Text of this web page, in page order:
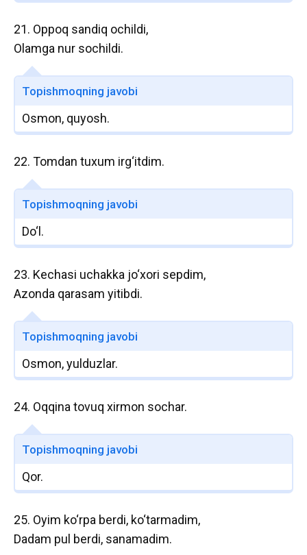
21. Oppoq sandiq ochildi,
Olamga nur sochildi.
Topishmoqning javobi
Osmon, quyosh.
22. Tomdan tuxum irg‘itdim.
Topishmoqning javobi
Do‘l.
23. Kechasi uchakka jo‘xori sepdim,
Azonda qarasam yitibdi.
Topishmoqning javobi
Osmon, yulduzlar.
24. Oqqina tovuq xirmon sochar.
Topishmoqning javobi
Qor.
25. Oyim ko‘rpa berdi, ko‘tarmadim,
Dadam pul berdi, sanamadim.